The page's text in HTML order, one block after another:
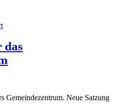
das
Gemeindezentrum. Neue Satzung